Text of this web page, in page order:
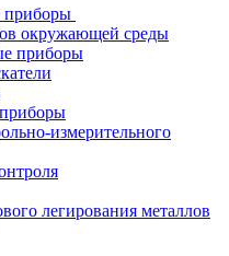
приборы
окружающей среды
приборы
измерительного
легирования металлов